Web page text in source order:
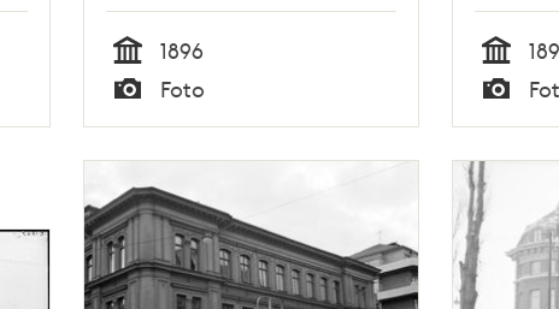
Tid
1896
Typ
Foto Tid
Typ